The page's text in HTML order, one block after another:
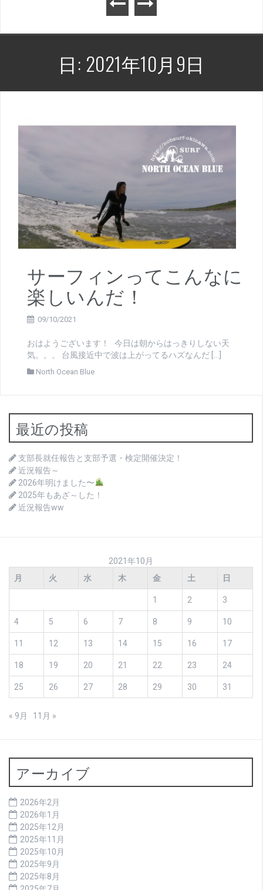
日: 2021年10月9日
サーフィンってこんなに
楽しいんだ！
09/10/2021
おはようございます！ 今日は朝からはっきりしない天
気。。。 台風接近中で波は上がってるハズなんだ […]
North Ocean Blue
最近の投稿
支部長就任報告と支部予選・検定開催決定！
近況報告～
2026年明けました〜
2025年もあざ～した！
近況報告ww
2021年10月
月
火 水 木 金 土 日
1 2 3
4 5 6 7 8 9 10
11 12 13 14 15 16 17
18 19 20 21 22 23 24
25 26 27 28 29 30 31
« 9月 11月 »
アーカイブ
2026年2月
2026年1月
2025年12月
2025年11月
2025年10月
2025年9月
2025年8月